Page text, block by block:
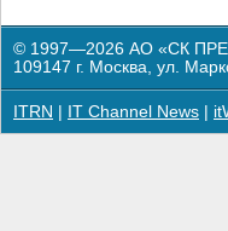
© 1997—2026 АО «СК
109147 г. Москва, ул.
ITRN IT Channel News